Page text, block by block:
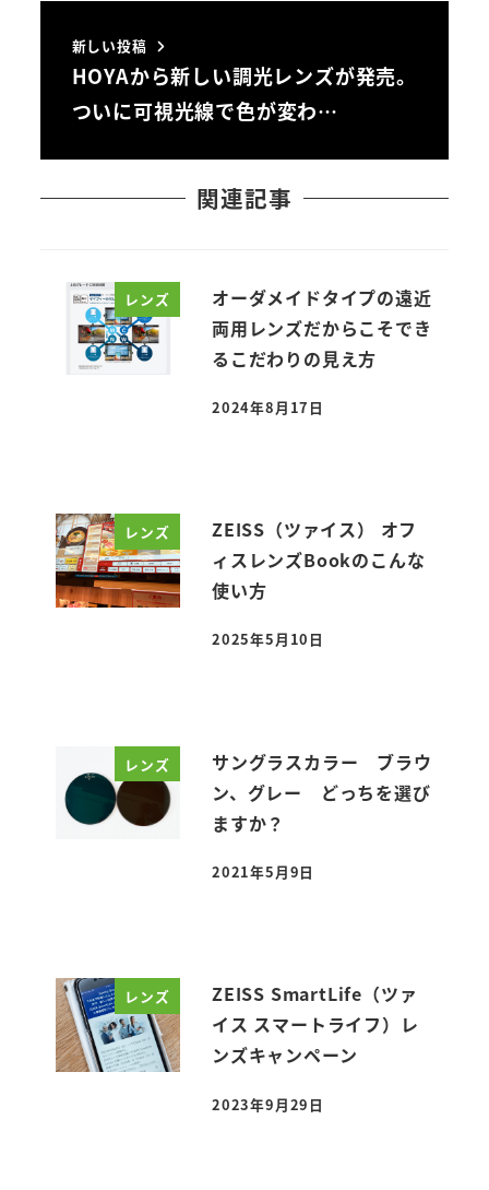
新しい投稿
HOYAから新しい調光レンズが発売。
ついに可視光線で色が変わ…
関連記事
レンズ
オーダメイドタイプの遠近
両用レンズだからこそでき
るこだわりの見え方
投稿日
2024年8月17日
レンズ
ZEISS（ツァイス） オフ
ィスレンズBookのこんな
使い方
投稿日
2025年5月10日
レンズ
サングラスカラー ブラウ
ン、グレー どっちを選び
ますか？
投稿日
2021年5月9日
レンズ
ZEISS SmartLife（ツァ
イス スマートライフ）レ
ンズキャンペーン
投稿日
2023年9月29日